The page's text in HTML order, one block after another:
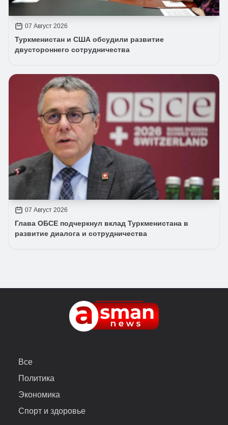
07 Август 2026
Туркменистан и США обсудили развитие
двустороннего сотрудничества
07 Август 2026
Глава ОБСЕ подчеркнул вклад Туркменистана в
развитие диалога и сотрудничества
Все
Политика
Экономика
Спорт и здоровье